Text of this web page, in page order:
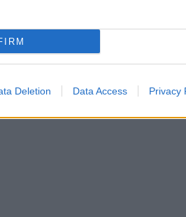
Deletion Data Access Privacy